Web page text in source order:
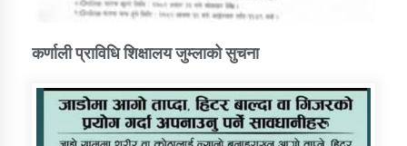
कर्णाली प्राविधि शिक्षालय जुम्लाको सुचना